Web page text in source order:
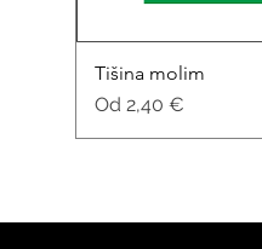
Tišina molim
Od 2,40 €
Cijena s popustom